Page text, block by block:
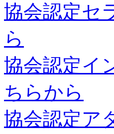
協会認定セ
ら
協会認定イ
ちらから
協会認定ア